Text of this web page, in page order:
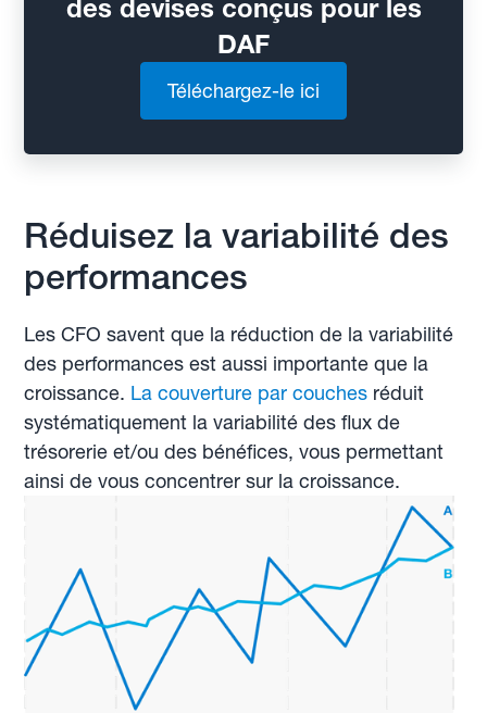
des devises conçus pour les
DAF
Téléchargez-le ici
Réduisez la variabilité des
performances
Les CFO savent que la réduction de la variabilité
des performances est aussi importante que la
croissance. La couverture par couches réduit
systématiquement la variabilité des flux de
trésorerie et/ou des bénéfices, vous permettant
ainsi de vous concentrer sur la croissance.